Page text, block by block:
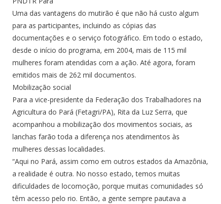
Uma das vantagens do mutirão é que não há custo algum
para as participantes, incluindo as cópias das
documentações e o serviço fotográfico. Em todo o estado,
desde o início do programa, em 2004, mais de 115 mil
mulheres foram atendidas com a ação. Até agora, foram
emitidos mais de 262 mil documentos.
Mobilização social
Para a vice-presidente da Federação dos Trabalhadores na
Agricultura do Pará (Fetagri/PA), Rita da Luz Serra, que
acompanhou a mobilização dos movimentos sociais, as
lanchas farão toda a diferença nos atendimentos às
mulheres dessas localidades.
“Aqui no Pará, assim como em outros estados da Amazônia,
a realidade é outra. No nosso estado, temos muitas
dificuldades de locomoção, porque muitas comunidades só
têm acesso pelo rio. Então, a gente sempre pautava a